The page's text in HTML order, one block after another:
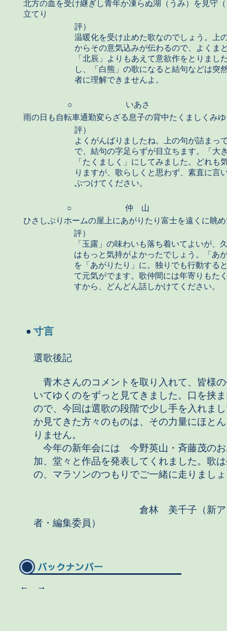
北方の血を受け継ぎし青年か凍らぬ湖（うみ）を見守
立てり
評）
温暖化を受け止めた歌なのでしょう。上
からその意気込みが伝わるので、よくま
「北辰」よりもあえて意欲作をとりまし
し、「白熊」の歌になると結句などは突
者に理解できませんよ。
○
いあさ
雨の日も自転車通勤変らざる息子の背中たくましくみゆ
評）
よくがんばりましたね。上の句が詰まっ
で、結句の字足らずが目立ちます。「大
「たくましく」にしてみました。どれも
りますが、歌らしくと思わず、素直に言
ぶつけてください。
○
仲 山
ひさしぶりホームの屋上にあがりたり富士を遠くに眺
評）
「玉露」の味わいも落ち着いてよいが、
はもっと気持がよかったでしょう。「あ
を「あがりたり」に。独りでも行動する
て元気がでます。歌仲間には年寄りもた
すから、どんどん話しかけてください
● 寸言
選歌後記
青木さんのコメントを取り入れて、皆様
いてゆくのをずっと見てきました。口を挟
ので、今回は選歌の段階で少し手を入れま
か見てきた方々のものは、その力量にほと
りません。
今年の新年会には 今野英山・斉藤茂のお
加、堂々と作品を発表してくれました。歌
の、マラソンのつもりでご一緒に走りまし
倉林 美千子（新アラ
者・編集委員）
← →